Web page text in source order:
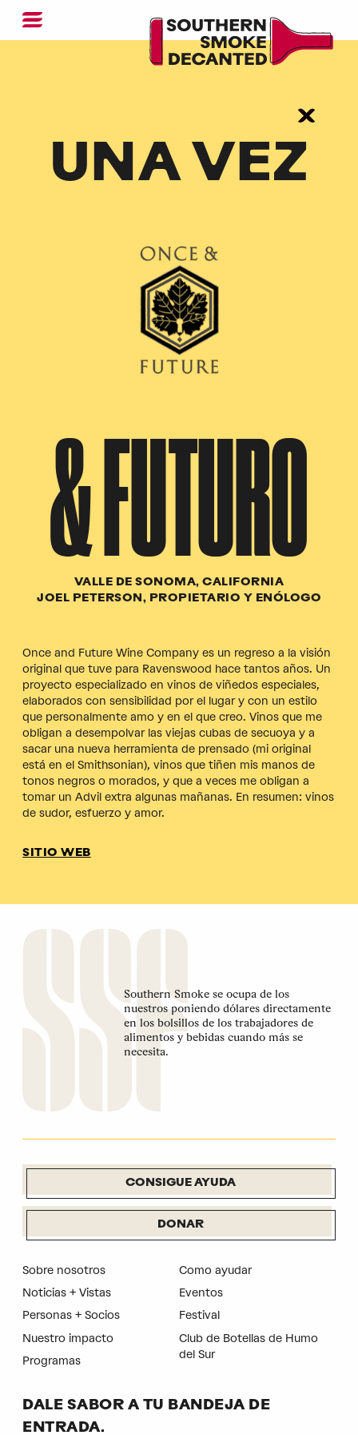
UNA VEZ
& FUTURO
VALLE DE SONOMA, CALIFORNIA
JOEL PETERSON, PROPIETARIO Y ENÓLOGO
Once and Future Wine Company es un regreso a la visión
original que tuve para Ravenswood hace tantos años. Un
proyecto especializado en vinos de viñedos especiales,
elaborados con sensibilidad por el lugar y con un estilo
que personalmente amo y en el que creo. Vinos que me
obligan a desempolvar las viejas cubas de secuoya y a
sacar una nueva herramienta de prensado (mi original
está en el Smithsonian), vinos que tiñen mis manos de
tonos negros o morados, y que a veces me obligan a
tomar un Advil extra algunas mañanas. En resumen: vinos
de sudor, esfuerzo y amor.
SITIO WEB
Southern Smoke se ocupa de los
nuestros poniendo dólares directamente
en los bolsillos de los trabajadores de
alimentos y bebidas cuando más se
necesita.
CONSIGUE AYUDA
DONAR
Sobre nosotros
Noticias + Vistas
Personas + Socios
Nuestro impacto
Programas
Como ayudar
Eventos
Festival
Club de Botellas de Humo
del Sur
DALE SABOR A TU BANDEJA DE
ENTRADA.